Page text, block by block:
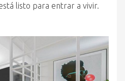
listo para entrar a vivir.